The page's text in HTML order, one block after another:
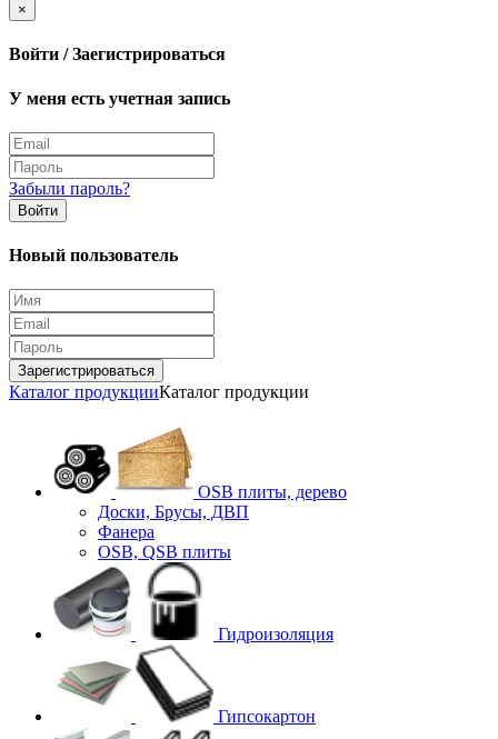
×
Войти / Заегистрироваться
У меня есть учетная запись
Забыли пароль?
Войти
Новый пользователь
Зарегистрироваться
Каталог продукцииКаталог продукции
OSB плиты, дерево
Доски, Брусы, ДВП
Фанера
OSB, QSB плиты
Гидроизоляция
Гипсокартон